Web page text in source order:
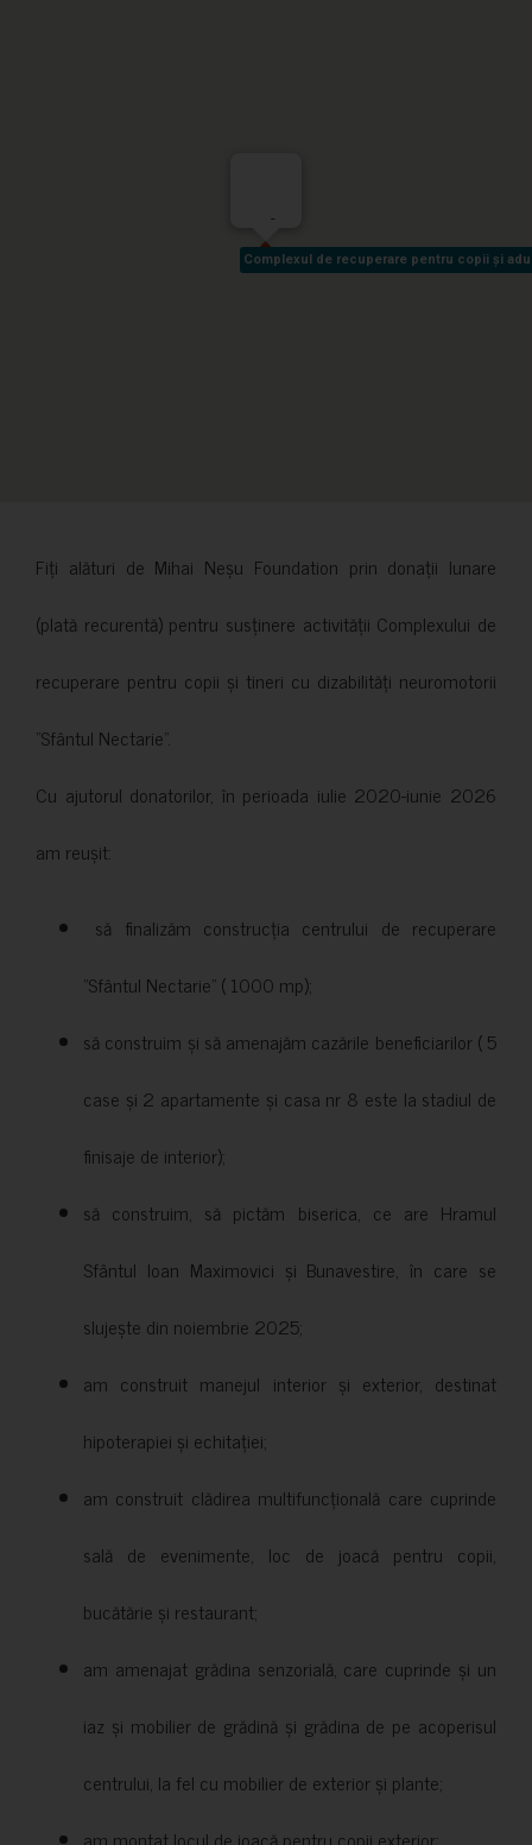
Complexul de recuperare pentru copii și
Complexul de recuperare pentru copii și
-
Fiți alături de Mihai Neșu Foundation prin donații lunare
(plată recurentă) pentru susținere activității Complexului de
recuperare pentru copii și tineri cu dizabilități neuromotorii
”Sfântul Nectarie”.
Cu ajutorul donatorilor, în perioada iulie 2020-iunie 2026
am reușit:
să finalizăm construcția centrului de recuperare
”Sfântul Nectarie” ( 1000 mp);
să construim și să amenajăm cazările beneficiarilor ( 5
case și 2 apartamente și casa nr 8 este la stadiul de
finisaje de interior);
să construim, să pictăm biserica, ce are Hramul
Sfântul Ioan Maximovici și Bunavestire, în care se
slujește din noiembrie 2025;
am construit manejul interior și exterior, destinat
hipoterapiei și echitației;
am construit clădirea multifuncțională care cuprinde
sală de evenimente, loc de joacă pentru copii,
bucătărie și restaurant;
am amenajat grădina senzorială, care cuprinde și un
iaz și mobilier de grădină și grădina de pe acoperisul
centrului, la fel cu mobilier de exterior și plante;